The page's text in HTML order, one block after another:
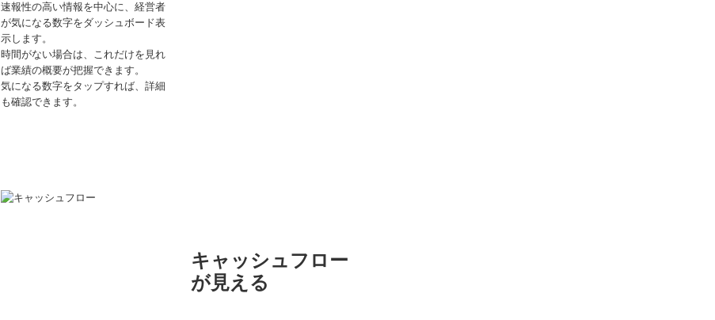
速報性の高い情報を中心に、経営者
が気になる数字をダッシュボード表
示します。
時間がない場合は、これだけを見れ
ば業績の概要が把握できます。
気になる数字をタップすれば、詳細
も確認できます。
キャッシュフロー
が見える